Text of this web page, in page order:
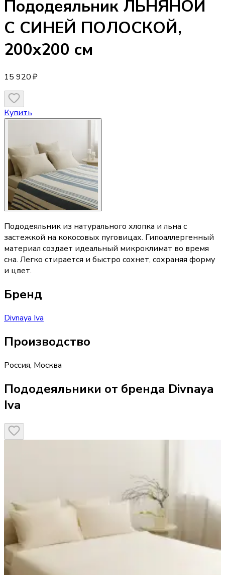
Пододеяльник ЛЬНЯНОЙ
С СИНЕЙ ПОЛОСКОЙ,
200х200 см
15 920 ₽
Купить
Пододеяльник из натурального хлопка и льна с
застежкой на кокосовых пуговицах. Гипоаллергенный
материал создает идеальный микроклимат во время
сна. Легко стирается и быстро сохнет, сохраняя форму
и цвет.
Бренд
Divnaya Iva
Производство
Россия, Москва
Пододеяльники от бренда Divnaya
Iva